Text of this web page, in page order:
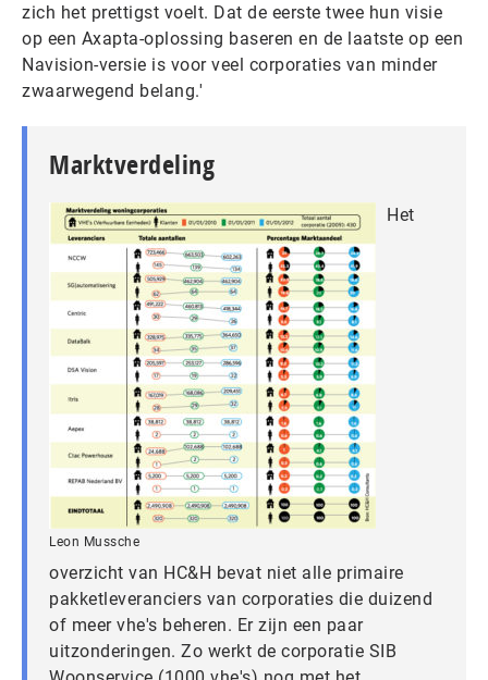
zich het prettigst voelt. Dat de eerste twee hun visie
op een Axapta-oplossing baseren en de laatste op een
Navision-versie is voor veel corporaties van minder
zwaarwegend belang.'
Marktverdeling
Leon Mussche
Het
overzicht van HC&H bevat niet alle primaire
pakketleveranciers van corporaties die duizend
of meer vhe's beheren. Er zijn een paar
uitzonderingen. Zo werkt de corporatie SIB